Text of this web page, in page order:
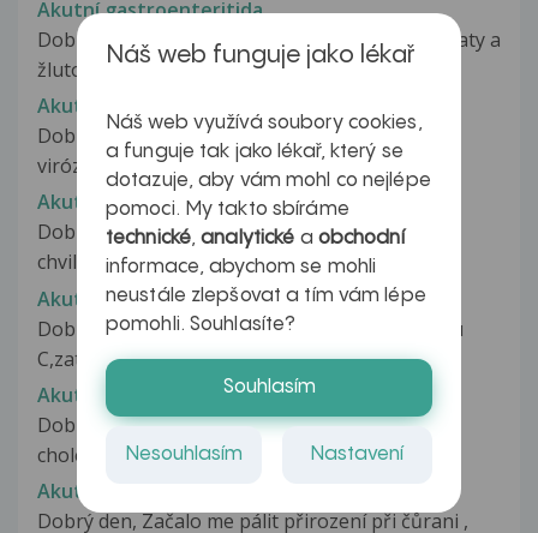
Akutní gastroenteritida
Dobrý den již třetí den mě trápí prujem je vodnaty a
žluto hnědý. Než se průjem...
Akutní gastroenteritida
Dobrý den, před 5dny mi začala střevní
viróza,doprovázena 2denním zvracením...
Akutní gastroenteritida
Dobrý den. Syn 32 let.Je mu špatně od žaludku,
chvilkami navaly křeč . Leží,je...
Akutní hepatitida C a práce v potravinářství
Dobrý den,asi sem se nakazila hepatitidou typu
C,zatím čekám,první testy dopadli...
Akutní cholecystektomie?
Dobrý den pane doktore,mám určený termín
cholecystektomie za měsíc,ale nyní...
Akutní IMC
Dobrý den, Začalo me pálit přirození při čůrani ,
Náš web funguje jako lékař
Náš web využívá soubory cookies,
a funguje tak jako lékař, který se
dotazuje, aby vám mohl co nejlépe
pomoci. My takto sbíráme
technické,analytické a obchodní
informace, abychom se mohli
neustále zlepšovat a tím vám lépe
pomohli. Souhlasíte?
Souhlasím
Nesouhlasím Nastavení